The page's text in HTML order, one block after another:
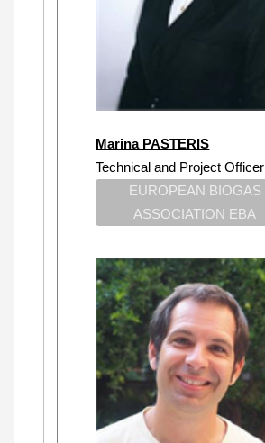
Marina PASTERIS
Technical and Project Officer
EUROPEAN BIOGAS
ASSOCIATION EBA